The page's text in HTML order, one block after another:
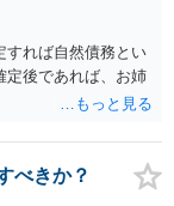
すれば自然債務とい
定後であれば、お姉
べきか？